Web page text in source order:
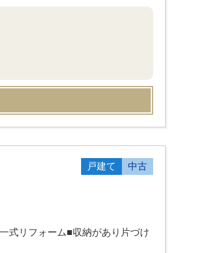
戸建て 中古
式リフォーム■収納があり片づけ